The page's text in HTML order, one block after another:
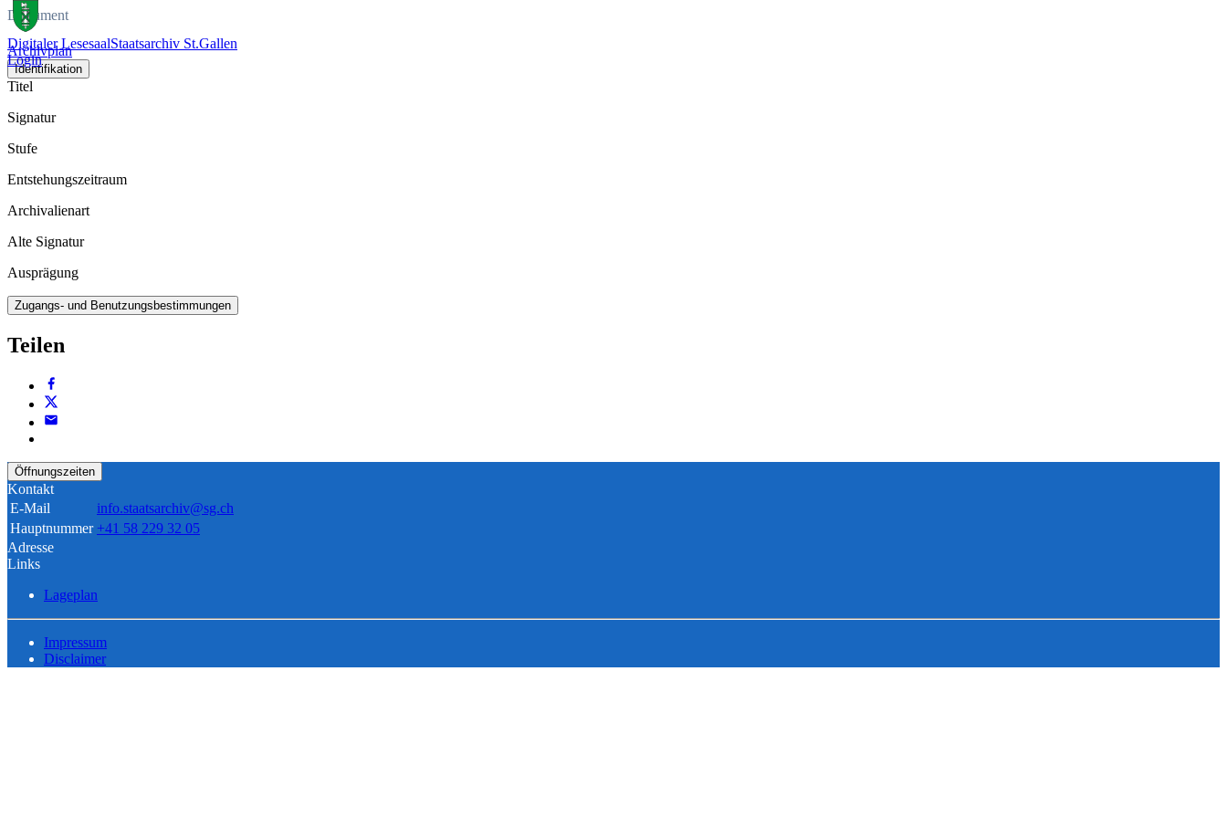
Digitaler LesesaalStaatsarchiv St.Gallen
Login
Dokument
Archivplan
Identifikation
Titel
Signatur
Stufe
Entstehungszeitraum
Archivalienart
Alte Signatur
Ausprägung
Zugangs- und Benutzungsbestimmungen
Teilen
Öffnungszeiten
Kontakt
E-Mail
info.staatsarchiv@sg.ch
Hauptnummer +41 58 229 32 05
Adresse
Links
Lageplan
Impressum
Disclaimer